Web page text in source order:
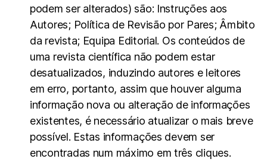
podem ser alterados) são: Instruções aos
Autores; Política de Revisão por Pares; Âmbito
da revista; Equipa Editorial. Os conteúdos de
uma revista científica não podem estar
desatualizados, induzindo autores e leitores
em erro, portanto, assim que houver alguma
informação nova ou alteração de informações
existentes, é necessário atualizar o mais breve
possível. Estas informações devem ser
encontradas num máximo em três cliques.